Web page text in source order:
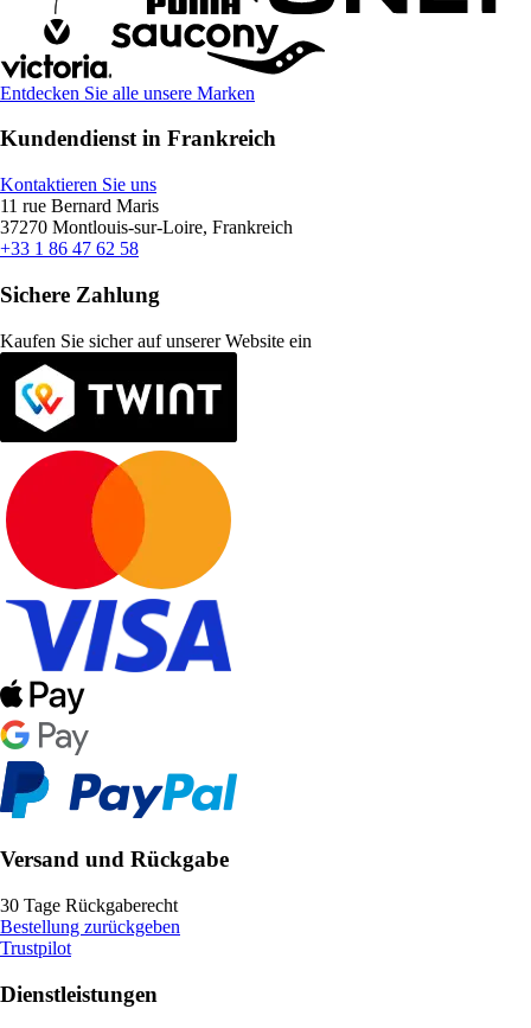
Entdecken Sie alle unsere Marken
Kundendienst in Frankreich
Kontaktieren Sie uns
11 rue Bernard Maris
37270 Montlouis-sur-Loire, Frankreich
+33 1 86 47 62 58
Sichere Zahlung
Kaufen Sie sicher auf unserer Website ein
Versand und Rückgabe
30 Tage Rückgaberecht
Bestellung zurückgeben
Trustpilot
Dienstleistungen